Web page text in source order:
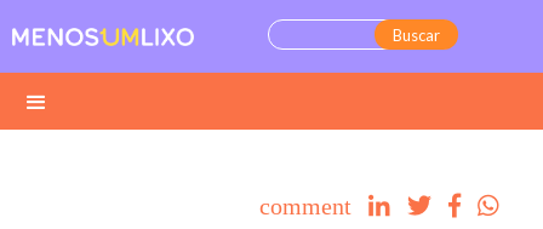
comment    